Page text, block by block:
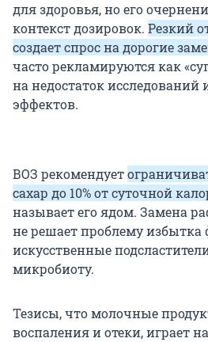
для здоровья, но его
контекст дозировок. Резкий
создает спрос на дорогие
часто рекламируются как
на недостаток исследований
эффектов.
ВОЗ рекомендует
сахар до 10% от суточной
называет его ядом. Замена
не решает проблему избытка
искусственные
микробиоту.
Тезисы, что молочные
воспаления и отеки, играет